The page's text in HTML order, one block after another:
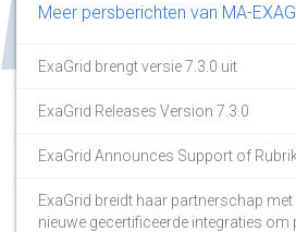
Meer persberichten van MA-
ExaGrid brengt versie 7.3.0 uit
ExaGrid Releases Version 7.3.0
ExaGrid Announces Support of Rubrik
ExaGrid breidt haar partnerschap
nieuwe gecertificeerde integraties om